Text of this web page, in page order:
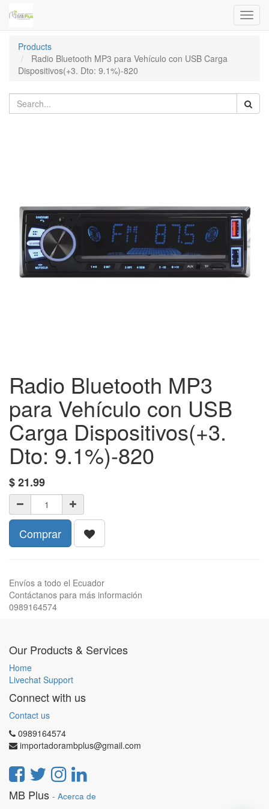
Products
Radio Bluetooth MP3 para Vehículo con USB Carga
Dispositivos(+3. Dto: 9.1%)-820
Radio Bluetooth MP3
para Vehículo con USB
Carga Dispositivos(+3.
Dto: 9.1%)-820
$21.99
Comprar
Envíos a todo el Ecuador
Contáctanos para más información
0989164574
Our Products & Services
Home
Livechat Support
Connect with us
Contact us
0989164574
importadorambplus@gmail.com
MB Plus - Acerca de